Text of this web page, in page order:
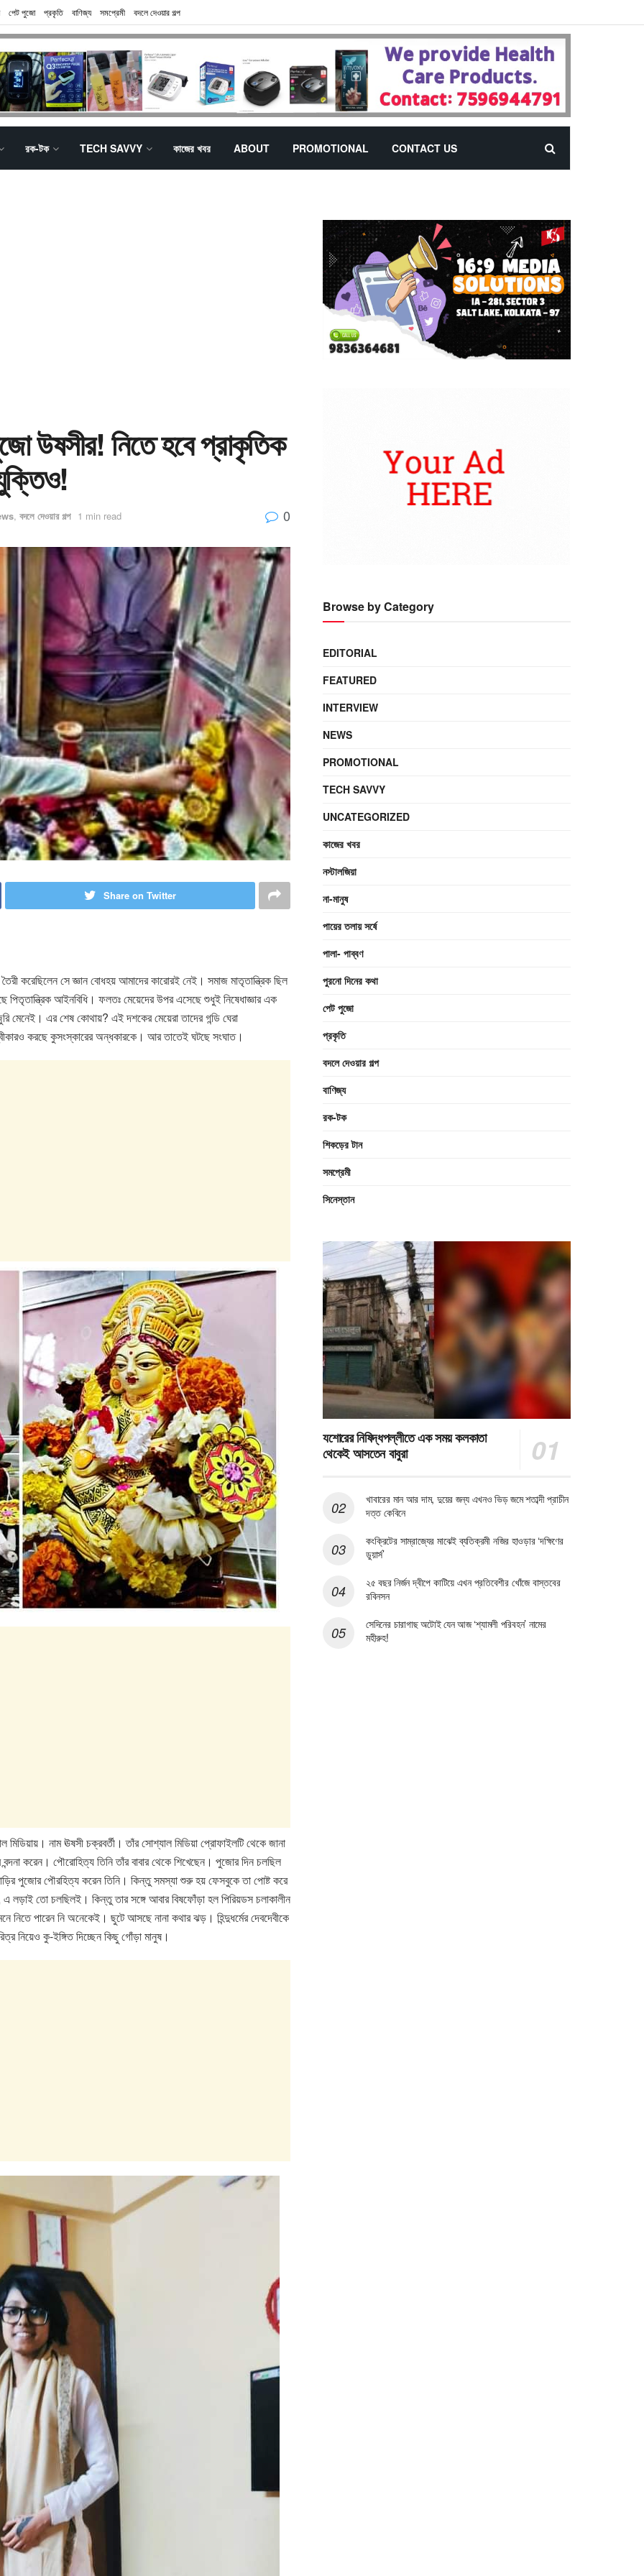
পেট পুজো প্রকৃতি বাণিজ্য সমপ্রেমী বদলে দেওয়ার গল্প
রক-টক TECH SAVVY কাজের খবর ABOUT PROMOTIONAL CONTACT US
উষসীর! নিতে হবে প্রাকৃতিক
, বদলে দেওয়ার গল্প 1 min read 0
Share on Twitter
করেছিলেন সে জ্ঞান বোধহয় আমাদের কারোরই নেই। সমাজ মাতৃতান্ত্রিক ছিল
আইনবিধি। ফলতঃ মেয়েদের উপর এসেছে শুধুই নিষেধাজ্ঞার এক
মেনেই। এর শেষ কোথায়? এই দশকের মেয়েরা তাদের গন্ডি ঘেরা
করছে কুসংস্কারের অন্ধকারকে। আর তাতেই ঘটছে সংঘাত।
মিডিয়ায়। নাম ঊষসী চক্রবর্তী। তাঁর সোশ্যাল মিডিয়া প্রোফাইলটি থেকে জানা
বন্দনা করেন। পৌরোহিত্য তিনি তাঁর বাবার থেকে শিখেছেন। পুজোর দিন চলছিল
পুজোর পৌরহিত্য করেন তিনি। কিন্তু সমস্যা শুরু হয় ফেসবুকে তা পোষ্ট করে
লড়াই তো চলছিলই। কিন্তু তার সঙ্গে আবার বিষফোঁড়া হল পিরিয়ডস চলাকালীন
পারেন নি অনেকেই। ছুটে আসছে নানা কথার ঝড়। হিন্দুধর্মের দেবদেবীকে
নিয়েও কু-ইঙ্গিত দিচ্ছেন কিছু গোঁড়া মানুষ।
Browse by Category
EDITORIAL
FEATURED
INTERVIEW
NEWS
PROMOTIONAL
TECH SAVVY
UNCATEGORIZED
কাজের খবর
নস্টালজিয়া
না-মানুষ
পায়ের তলায় সর্ষে
পালা- পাব্বণ
পুরনো দিনের কথা
পেট পুজো
প্রকৃতি
বদলে দেওয়ার গল্প
বাণিজ্য
রক-টক
শিকড়ের টান
সমপ্রেমী
সিনেস্তান
যশোরের নিষিদ্ধপল্লীতে এক সময় কলকাতা
থেকেই আসতেন বাবুরা
খাবারের মান আর দাম, দুয়ের জন্য এখনও ভিড় জমে শতাব্দী প্রাচীন
দত্ত কেবিনে
কংক্রিটের সাম্রাজ্যের মাঝেই ব্যতিক্রমী নজির হাওড়ার ‘দক্ষিণের
ডুয়ার্স’
২৫ বছর নির্জন দ্বীপে কাটিয়ে এখন প্রতিবেশীর খোঁজে বাস্তবের
রবিনসন
সেদিনের চারাগাছ অটোই যেন আজ ‘শ্যামলী পরিবহন’ নামের
মহীরুহ!